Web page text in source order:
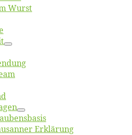
Wurst
Erklärung